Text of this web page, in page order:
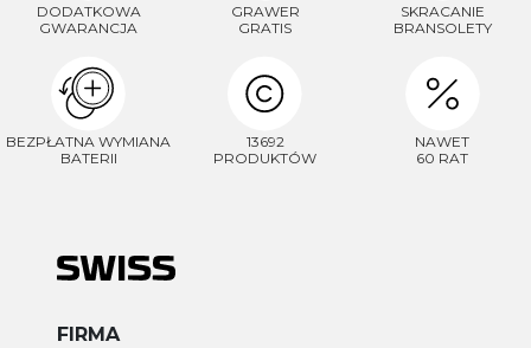
DODATKOWA
GWARANCJA
GRAWER
GRATIS
SKRACANIE
BRANSOLETY
BEZPŁATNA WYMIANA
BATERII
13692
PRODUKTÓW
NAWET
60 RAT
FIRMA